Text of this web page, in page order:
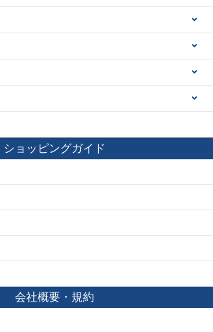
ショッピングガイド
会社概要・規約